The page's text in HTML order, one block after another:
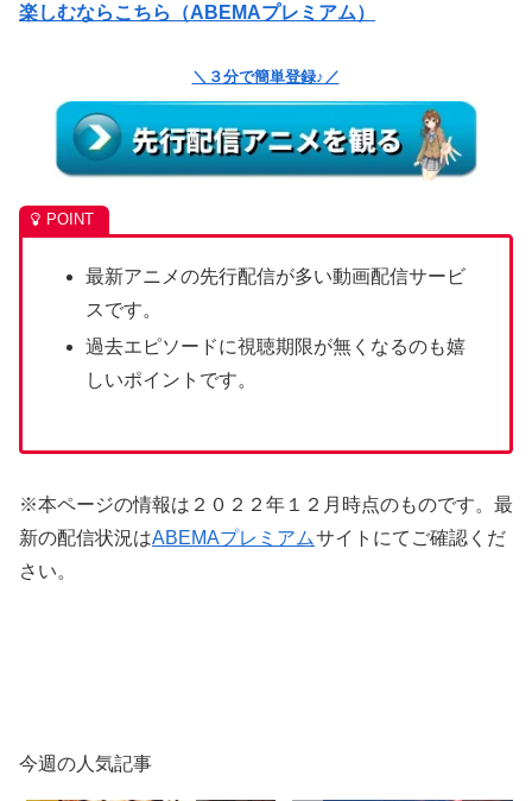
楽しむならこちら（ABEMAプレミアム）
＼３分で簡単登録♪／
最新アニメの先行配信が多い動画配信サービ
スです。
過去エピソードに視聴期限が無くなるのも嬉
しいポイントです。
※本ページの情報は２０２２年１２月時点のものです。最
新の配信状況はABEMAプレミアムサイトにてご確認くだ
さい。
今週の人気記事